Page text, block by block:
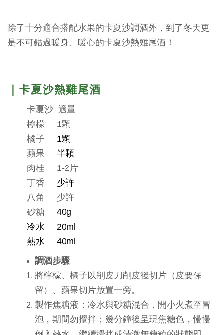
除了十分適合搭配水果的卡夏沙調酒外，到了冬天更
是不可錯過暖身、暖心的卡夏沙熱雞尾酒！
｜卡夏沙熱雞尾酒
卡夏沙 適量
檸檬 1顆
橘子 1顆
蘋果 半顆
肉桂 1-2片
丁香 少許
八角 少許
砂糖 40g
冷水 20ml
熱水 40ml
調酒步驟
將檸檬、橘子以削皮刀削皮後切片（皮要保
留）、蘋果切片放置一旁。
製作焦糖液：冷水與砂糖混合，開小火煮至冒
泡，期間勿攪拌；幾分鐘後呈現焦糖色，慢慢